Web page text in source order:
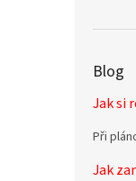
Blog
Jak si
Při
Jak